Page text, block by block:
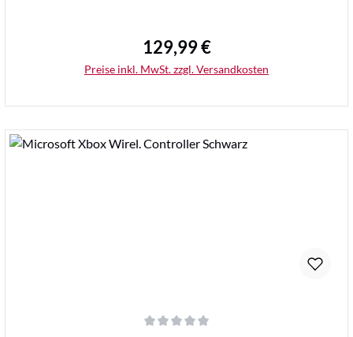
Regulärer Preis:
129,99 €
Preise inkl. MwSt. zzgl. Versandkosten